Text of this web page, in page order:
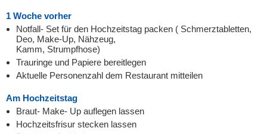
1 Woche vorher
Notfall- Set für den Hochzeitstag packen ( Schmerztabletten,
Deo, Make-Up, Nähzeug,
Kamm, Strumpfhose)
Trauringe und Papiere bereitlegen
Aktuelle Personenzahl dem Restaurant mitteilen
Am Hochzeitstag
Braut- Make- Up auflegen lassen
Hochzeitsfrisur stecken lassen